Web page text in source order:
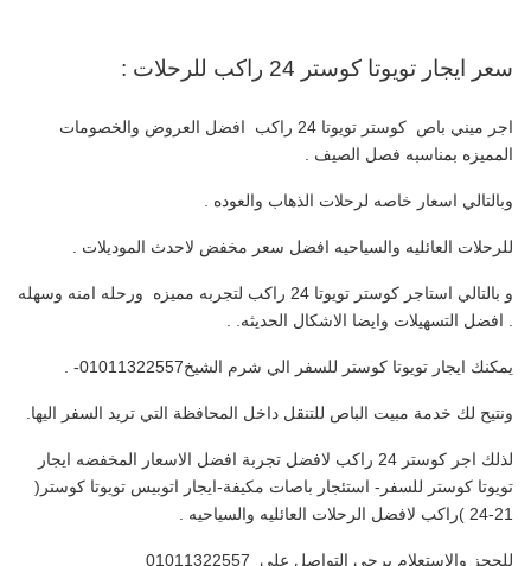
سعر ايجار تويوتا كوستر 24 راكب للرحلات :
اجر ميني باص كوستر تويوتا 24 راكب افضل العروض والخصومات
المميزه بمناسبه فصل الصيف .
وبالتالي اسعار خاصه لرحلات الذهاب والعوده .
للرحلات العائليه والسياحيه افضل سعر مخفض لاحدث الموديلات .
و بالتالي استاجر كوستر تويوتا 24 راكب لتجربه مميزه ورحله امنه وسهله
. افضل التسهيلات وايضا الاشكال الحديثه. .
يمكنك ايجار تويوتا كوستر للسفر الي شرم الشيخ01011322557- .
ونتيح لك خدمة مبيت الباص للتنقل داخل المحافظة التي تريد السفر اليها.
لذلك اجر كوستر 24 راكب لافضل تجربة افضل الاسعار المخفضه ايجار
تويوتا كوستر للسفر- استئجار باصات مكيفة-ايجار اتوبيس تويوتا كوستر(
21-24 )راكب لافضل الرحلات العائليه والسياحيه .
للحجز والاستعلام يرجي التواصل علي 01011322557